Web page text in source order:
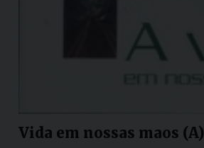
Vida em nossas maos (A)